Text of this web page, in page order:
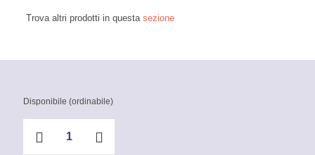
Trova altri prodotti in questa sezione
Disponibile (ordinabile)
alimenti